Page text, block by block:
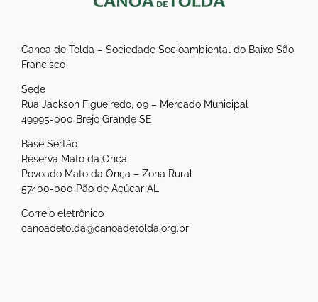
Canoa de Tolda – Sociedade Socioambiental do Baixo São
Francisco
Sede
Rua Jackson Figueiredo, 09 – Mercado Municipal
49995-000 Brejo Grande SE
Base Sertão
Reserva Mato da Onça
Povoado Mato da Onça – Zona Rural
57400-000 Pão de Açúcar AL
Correio eletrônico
canoadetolda@canoadetolda.org.br